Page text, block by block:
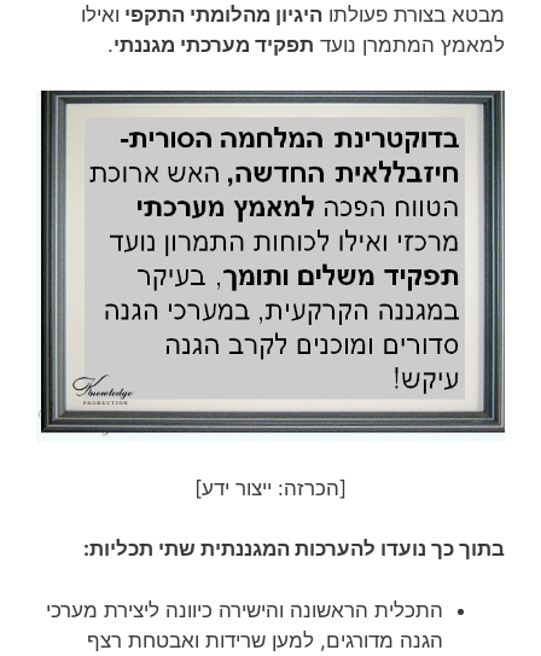
מבטא בצורת פעולתו היגיון מהלומתי התקפי ואילו
למאמץ המתמרן נועד תפקיד מערכתי מגננתי.
[הכרזה: ייצור ידע]
בתוך כך נועדו להערכות המגננתית שתי תכליות:
התכלית הראשונה והישירה כיוונה ליצירת מערכי
הגנה מדורגים, למען שרידות ואבטחת רצף